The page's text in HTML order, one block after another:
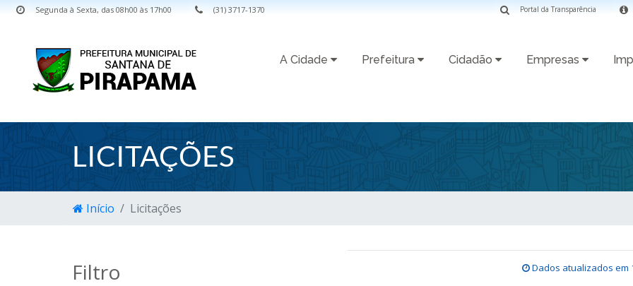
Segunda à Sexta, das 08h00 às 17h00 (31) 3717-1370 Portal da Transparência
A Cidade Prefeitura Cidadão Empresas
LICITAÇÕES
Início Licitações
Filtro Dados atualizados em